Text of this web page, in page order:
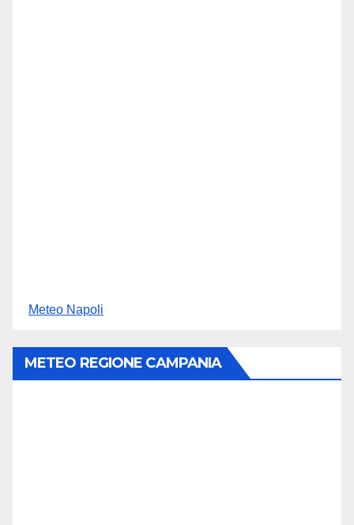
Meteo Napoli
METEO REGIONE CAMPANIA